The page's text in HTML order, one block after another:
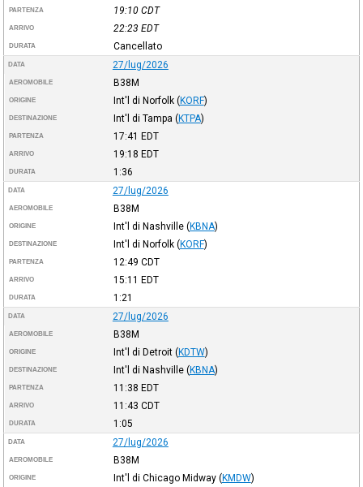
PARTENZA 19:10 CDT
ARRIVO 22:23 EDT
DURATA Cancellato
DATA 27/lug/2026
AEROMOBILE B38M
ORIGINE Int'l di Norfolk (KORF)
DESTINAZIONE Int'l di Tampa (KTPA)
PARTENZA 17:41 EDT
ARRIVO 19:18 EDT
DURATA 1:36
DATA 27/lug/2026
AEROMOBILE B38M
ORIGINE Int'l di Nashville (KBNA)
DESTINAZIONE Int'l di Norfolk (KORF)
PARTENZA 12:49 CDT
ARRIVO 15:11 EDT
DURATA 1:21
DATA 27/lug/2026
AEROMOBILE B38M
ORIGINE Int'l di Detroit (KDTW)
DESTINAZIONE Int'l di Nashville (KBNA)
PARTENZA 11:38 EDT
ARRIVO 11:43 CDT
DURATA 1:05
DATA 27/lug/2026
AEROMOBILE B38M
ORIGINE Int'l di Chicago Midway (KMDW)